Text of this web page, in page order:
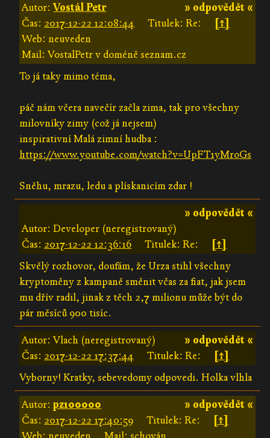
» odpovědět «
Autor:Vostál Petr
Čas: 2017-12-22 12:08:44 Titulek: Re:
[↑]
Web: neuveden
Mail: VostalPetr v doméně seznam.cz
To já taky mimo téma,
páč nám včera navečír začla zima, tak pro všechny
milovníky zimy (což já nejsem)
inspirativní Malá zimní hudba :
https://www.youtube.com/watch?v=UpFT1yMroGs
Sněhu, mrazu, ledu a plískanicím zdar !
» odpovědět «
Autor: Developer (neregistrovaný)
Čas: 2017-12-22 12:36:16 Titulek: Re:
[↑]
Skvělý rozhovor, doufám, že Urza stihl všechny
kryptoměny z kampaně směnit včas za fiat, jak jsem
mu dřív radil, jinak z těch 2,7 milionu může být do
pár měsíců 900 tisíc.
» odpovědět «
Autor: Vlach (neregistrovaný)
Čas: 2017-12-22 17:37:44 Titulek: Re:
[↑]
Vyborny! Kratky, sebevedomy odpovedi. Holka vlhla
» odpovědět «
Autor:pz100000
Čas: 2017-12-22 17:40:59 Titulek: Re:
[↑]